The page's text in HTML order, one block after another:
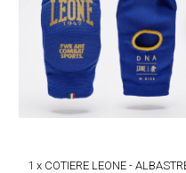
1 x COTIERE LEONE -